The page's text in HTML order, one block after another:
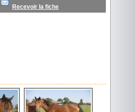
Recevoir la fiche